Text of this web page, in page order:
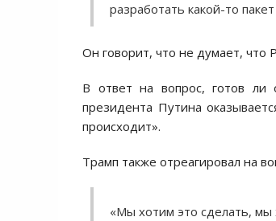
разработать какой-то
Он говорит, что не думает, что
В ответ на вопрос, готов ли
президента Путина
происходит».
Трамп также отреагировал на
«Мы хотим это сделать, мы